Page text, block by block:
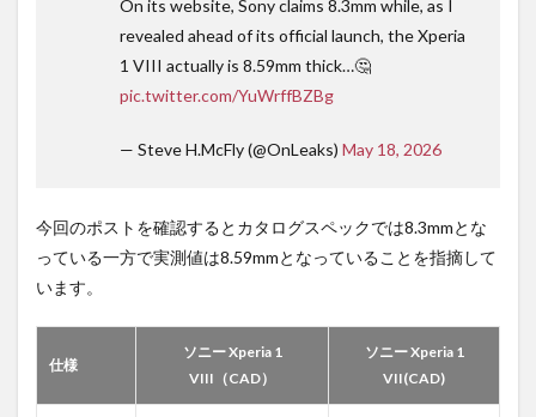
On its website, Sony claims 8.3mm while, as I
revealed ahead of its official launch, the Xperia
1 VIII actually is 8.59mm thick…🤔
pic.twitter.com/YuWrffBZBg
— Steve H.McFly (@OnLeaks) May 18, 2026
今回のポストを確認するとカタログスペックでは8.3mmとな
っている一方で実測値は8.59mmとなっていることを指摘して
います。
仕様
ソニー Xperia 1
VIII（CAD）
ソニー Xperia 1
VII(CAD)